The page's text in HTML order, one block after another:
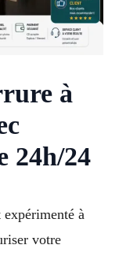
à
24h/24
à
votre